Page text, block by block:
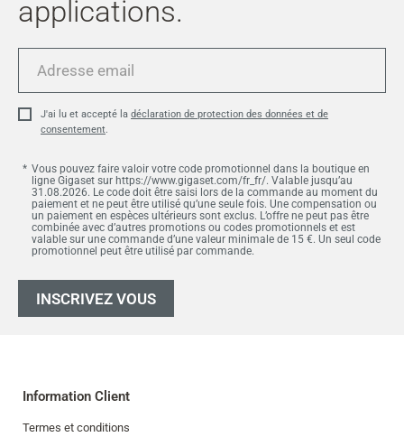
applications.
email
J'ai lu et accepté la déclaration de protection des données et de
consentement.
Vous pouvez faire valoir votre code promotionnel dans la boutique en
ligne Gigaset sur https://www.gigaset.com/fr_fr/. Valable jusqu’au
31.08.2026. Le code doit être saisi lors de la commande au moment du
paiement et ne peut être utilisé qu’une seule fois. Une compensation ou
un paiement en espèces ultérieurs sont exclus. L’offre ne peut pas être
combinée avec d’autres promotions ou codes promotionnels et est
valable sur une commande d’une valeur minimale de 15 €. Un seul code
promotionnel peut être utilisé par commande.
INSCRIVEZ VOUS
Information Client
Termes et conditions